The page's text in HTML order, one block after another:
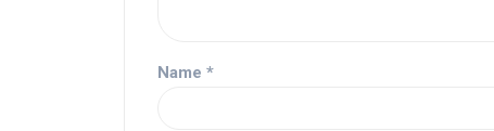
Name *